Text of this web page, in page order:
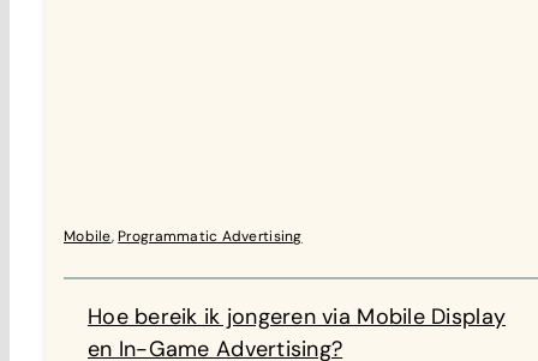
Mobile,Programmatic Advertising
Hoe bereik ik jongeren via Mobile Display
en In-Game Advertising?